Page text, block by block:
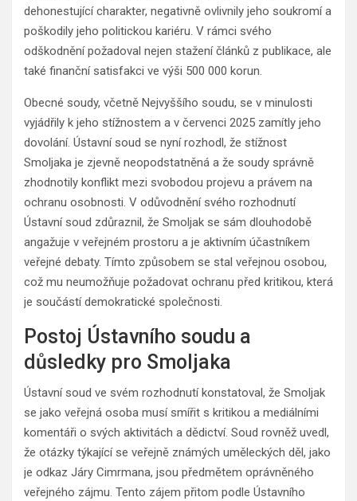
dehonestující charakter, negativně ovlivnily jeho soukromí a
poškodily jeho politickou kariéru. V rámci svého
odškodnění požadoval nejen stažení článků z publikace, ale
také finanční satisfakci ve výši 500 000 korun.
Obecné soudy, včetně Nejvyššího soudu, se v minulosti
vyjádřily k jeho stížnostem a v červenci 2025 zamítly jeho
dovolání. Ústavní soud se nyní rozhodl, že stížnost
Smoljaka je zjevně neopodstatněná a že soudy správně
zhodnotily konflikt mezi svobodou projevu a právem na
ochranu osobnosti. V odůvodnění svého rozhodnutí
Ústavní soud zdůraznil, že Smoljak se sám dlouhodobě
angažuje v veřejném prostoru a je aktivním účastníkem
veřejné debaty. Tímto způsobem se stal veřejnou osobou,
což mu neumožňuje požadovat ochranu před kritikou, která
je součástí demokratické společnosti.
Postoj Ústavního soudu a
důsledky pro Smoljaka
Ústavní soud ve svém rozhodnutí konstatoval, že Smoljak
se jako veřejná osoba musí smířit s kritikou a mediálními
komentáři o svých aktivitách a dědictví. Soud rovněž uvedl,
že otázky týkající se veřejně známých uměleckých děl, jako
je odkaz Járy Cimrmana, jsou předmětem oprávněného
veřejného zájmu. Tento zájem přitom podle Ústavního